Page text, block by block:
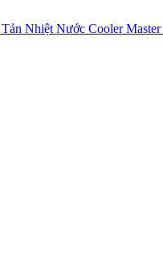
Tản Nhiệt Nước Cooler Master